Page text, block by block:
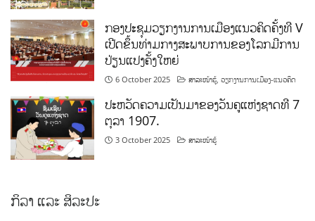
ກອງປະຊຸມວຽກງານການເມືອງແນວຄິດຄັ້ງທີ V
ເປີດຂຶ້ນທ່າມກາງສະພາບການຂອງໂລກມີການ
ປ່ຽນແປງຄັ້ງໃຫຍ່
6 October 2025 ສາລະໜ້າຮູ້,ວຽກງານການເມືອງ-ແນວຄິດ
ປະຫວັດຄວາມເປັນມາຂອງວັນຄູແຫ່ງຊາດທີ 7
ຕຸລາ 1907.
3 October 2025 ສາລະໜ້າຮູ້
ກິລາ ແລະ ສິລະປະ